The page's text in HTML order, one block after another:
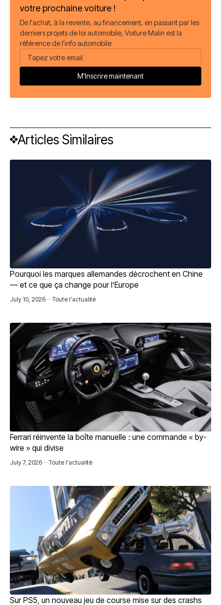
votre prochaine voiture !
De l'achat, à la revente, au financement, en passant par les
derniers projets de loi automobile, Voiture Malin est la
référence de l'info automobile
Articles Similaires
Pourquoi les marques allemandes décrochent en Chine
— et ce que ça change pour l’Europe
July 10, 2026 Toute l'actualité
Ferrari réinvente la boîte manuelle : une commande « by-
wire » qui divise
July 7, 2026 Toute l'actualité
Sur PS5, un nouveau jeu de course mise sur des crashs